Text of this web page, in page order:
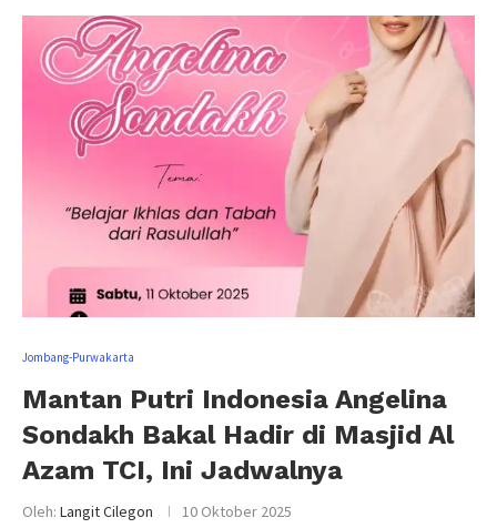
Jombang-Purwakarta
Mantan Putri Indonesia Angelina
Sondakh Bakal Hadir di Masjid Al
Azam TCI, Ini Jadwalnya
Oleh: Langit Cilegon 10 Oktober 2025